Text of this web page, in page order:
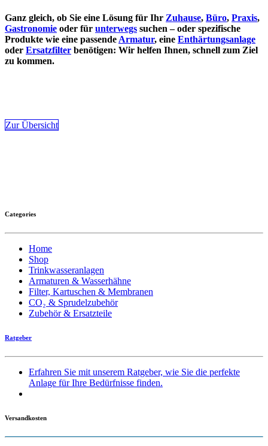
Ganz gleich, ob Sie eine Lösung für Ihr Zuhause, Büro, Praxis,
Gastronomie oder für unterwegs suchen – oder spezifische
Produkte wie eine passende Armatur, eine Enthärtungsanlage
oder Ersatzfilter benötigen: Wir helfen Ihnen, schnell zum Ziel
zu kommen.
Zur Übersicht
Categories
Home
Shop
Trinkwasseranlagen
Armaturen & Wasserhähne
Filter, Kartuschen & Membranen
CO₂ & Sprudelzubehör
Zubehör & Ersatzteile
Ratgeber
Erfahren Sie mit unserem Ratgeber, wie Sie die perfekte
Anlage für Ihre Bedürfnisse finden.
Versandkosten